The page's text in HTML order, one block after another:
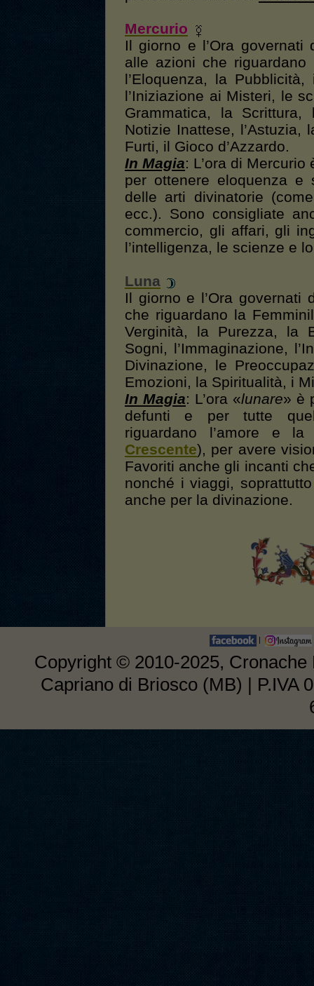
Mercurio
Il giorno e l’Ora
alle azioni che riguardano
l’Eloquenza, la
l’Iniziazione ai Misteri, le
Grammatica, la Scrittura,
Notizie Inattese, l’Astuzia,
Furti, il Gioco d’Azzardo.
In Magia: L’ora di
per ottenere eloquenza e
delle arti divinatorie
ecc.). Sono consigliate
commercio, gli affari, gli
l’intelligenza, le scienze e
Luna
Il giorno e l’Ora governati
che riguardano la
Verginità, la Purezza, la
Sogni, l’Immaginazione,
Divinazione, le
Emozioni, la Spiritualità, i
In Magia: L’ora «lunare» è
defunti e per tutte
riguardano l’amore e
Crescente), per avere
Favoriti anche gli incanti
nonché i viaggi,
anche per la divinazione.
Copyright © 2010-2025,
Capriano di Briosco (MB) | P.IVA